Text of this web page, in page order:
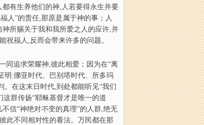
有生养他们的神,人若要得永生并要
人”的责任,那原是属于神的事；人
所赐关于我和我所爱之人的应许,并
祝福人,反而会带来许多的问题。
同追求荣耀神,彼此相爱；因为在“离
明:挪亚时代、巴别塔时代、所多玛
在这末日时代,到处都能听见“我们
群传扬“耶稣基督才是唯一的道
信“神绝对不变的真理”的人群,绝无
此不同相对性的看法。万民都在那